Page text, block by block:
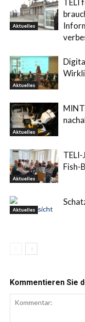
Aktuelles
TELI
Aktuelles
Aktuelles
Aktuelles
Fish-
Aktuelles
Kommentieren Sie